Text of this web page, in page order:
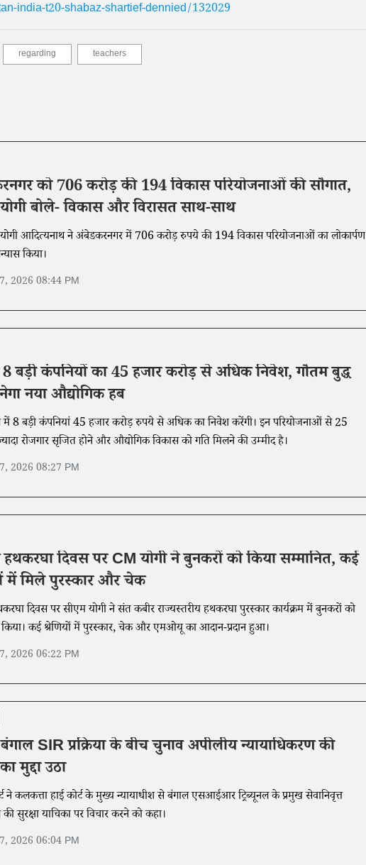
india-t20-shabaz-shartief-dennied/132029
regarding teachers
को 706 करोड़ की 194 विकास परियोजनाओं की सौगात,
बोले- विकास और विरासत साथ-साथ
योगी आदित्यनाथ ने अंबेडकरनगर में 706 करोड़ रुपये की 194 विकास परियोजनाओं का लोकार्पण
किया।
2026 08:44 PM
बड़ी कंपनियों का 45 हजार करोड़ से अधिक निवेश, गौतम बुद्ध
नया औद्योगिक हब
में 8 बड़ी कंपनियां 45 हजार करोड़ रुपये से अधिक का निवेश करेंगी। इन परियोजनाओं से 25
रोजगार सृजित होने और औद्योगिक विकास को गति मिलने की उम्मीद है।
2026 08:27 PM
हथकरघा दिवस पर CM योगी ने बुनकरों को किया सम्मानित, कई
में मिले पुरस्कार और चेक
दिवस पर सीएम योगी ने संत कबीर राज्यस्तरीय हथकरघा पुरस्कार कार्यक्रम में बुनकरों को
किया। कई श्रेणियों में पुरस्कार, चेक और एमओयू का आदान-प्रदान हुआ।
2026 06:22 PM
SIR प्रक्रिया के बीच चुनाव अपीलीय न्यायाधिकरण की
मुद्दा उठा
ने कलकत्ता हाई कोर्ट के मुख्य न्यायाधीश से बंगाल एसआईआर ट्रिब्यूनल के प्रमुख सेवानिवृत्त
की सुरक्षा याचिका पर विचार करने को कहा।
2026 06:04 PM